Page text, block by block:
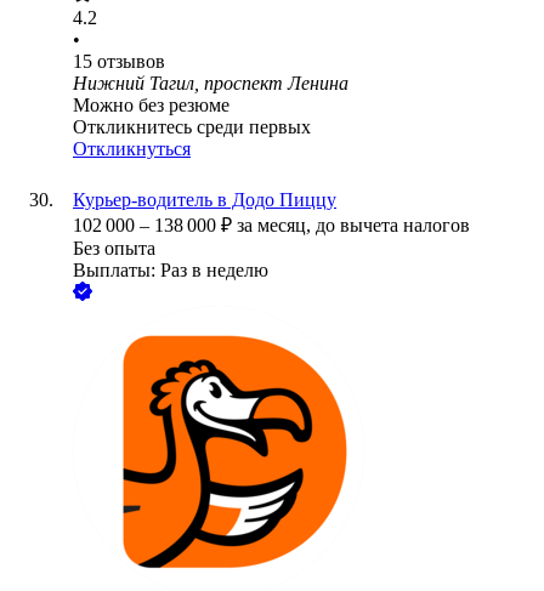
4.2
•
15 отзывов
Нижний Тагил, проспект Ленина
Можно без резюме
Откликнитесь среди первых
Откликнуться
Курьер-водитель в Додо Пиццу
102 000 – 138 000 ₽ за месяц, до вычета налогов
Без опыта
Выплаты: Раз в неделю